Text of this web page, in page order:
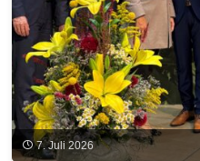
7. Juli 2026